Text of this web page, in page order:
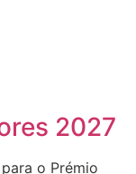
2027
o Prémio